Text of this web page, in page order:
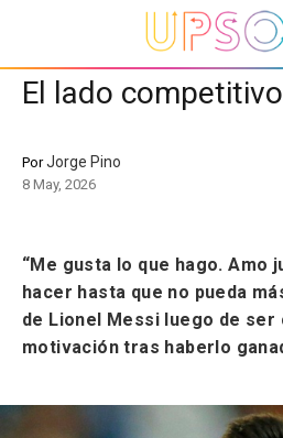
El lado
PorJorge Pino
8 May, 2026
“Me gusta lo que hago. Amo
hacer hasta que no pueda
de Lionel Messi luego de
motivación tras haberlo